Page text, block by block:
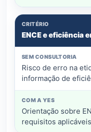
ENCE e eficiência
Risco de erro na
informação de
Orientação sobre
requisitos aplicáveis